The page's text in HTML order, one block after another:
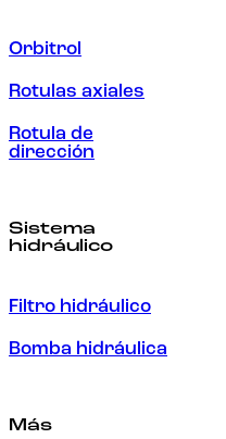
Orbitrol
Rotulas axiales
Rotula de
dirección
Sistema
hidráulico
Filtro hidráulico
Bomba hidráulica
Más